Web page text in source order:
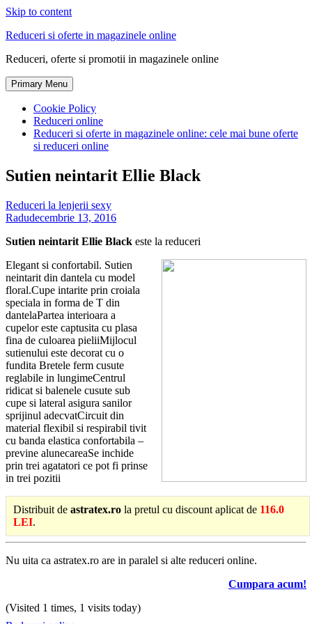
Skip to content
Reduceri si oferte in magazinele online
Reduceri, oferte si promotii in magazinele online
Primary Menu
Cookie Policy
Reduceri online
Reduceri si oferte in magazinele online: cele mai bune oferte
si reduceri online
Sutien neintarit Ellie Black
Reduceri la lenjerii sexy
Radudecembrie 13, 2016
Sutien neintarit Ellie Black este la reduceri
Elegant si confortabil. Sutien
neintarit din dantela cu model
floral.Cupe intarite prin croiala
speciala in forma de T din
dantelaPartea interioara a
cupelor este captusita cu plasa
fina de culoarea pieliiMijlocul
sutienului este decorat cu o
fundita Bretele ferm cusute
reglabile in lungimeCentrul
ridicat si balenele cusute sub
cupe si lateral asigura sanilor
sprijinul adecvatCircuit din
material flexibil si respirabil tivit
cu banda elastica confortabila –
previne alunecareaSe inchide
prin trei agatatori ce pot fi prinse
in trei pozitii
Distribuit de astratex.ro la pretul cu discount aplicat de 116.0
LEI.
Nu uita ca astratex.ro are in paralel si alte reduceri online.
Cumpara acum!
(Visited 1 times, 1 visits today)